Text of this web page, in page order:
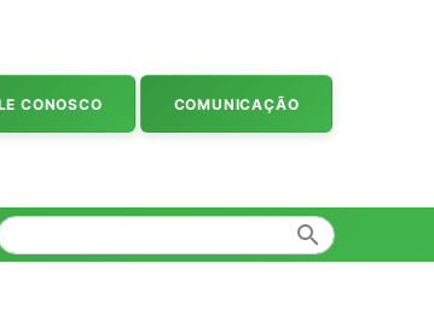
CONOSCO COMUNICAÇÃO
search